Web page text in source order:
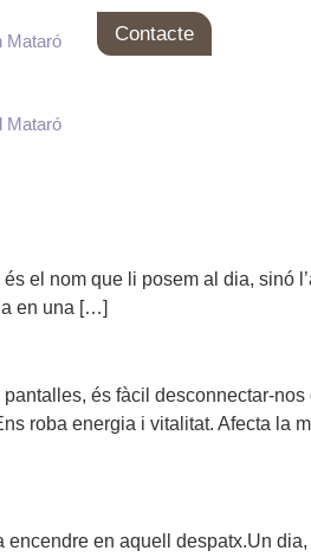
Mataró
Mataró
Contacte
el nom que li posem al dia, sinó
en una […]
és fàcil desconnectar-nos
roba energia i vitalitat. Afecta la
encendre en aquell despatx.Un dia,